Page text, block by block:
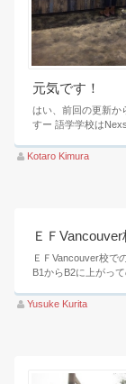
元気です！
はい、前回の更新か
すー 語学学校は
Kotaro Kimura
ＥＦ
ＥＦVancouver校で
B1からB2に上がっ
Yusuke Kurita